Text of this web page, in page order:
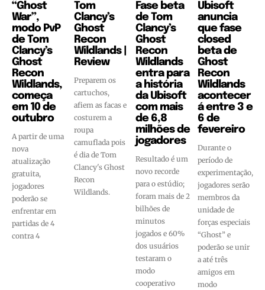
“Ghost
War”,
modo PvP
de Tom
Clancy’s
Ghost
Recon
Wildlands,
começa
em 10 de
outubro
A partir de uma
nova
atualização
gratuita,
jogadores
poderão se
enfrentar em
partidas de 4
contra 4
Tom
Clancy’s
Ghost
Recon
Wildlands |
Review
Preparem os
cartuchos,
afiem as facas e
costurem a
roupa
camuflada pois
é dia de Tom
Clancy's Ghost
Recon
Wildlands.
Fase beta
de Tom
Clancy’s
Ghost
Recon
Wildlands
entra para
a história
da Ubisoft
com mais
de 6,8
milhões de
jogadores
Resultado é um
novo recorde
para o estúdio;
foram mais de 2
bilhões de
minutos
jogados e 60%
dos usuários
testaram o
modo
cooperativo
Ubisoft
anuncia
que fase
closed
beta de
Ghost
Recon
Wildlands
acontecer
á entre 3 e
6 de
fevereiro
Durante o
período de
experimentação,
jogadores serão
membros da
unidade de
forças especiais
“Ghost” e
poderão se unir
a até três
amigos em
modo